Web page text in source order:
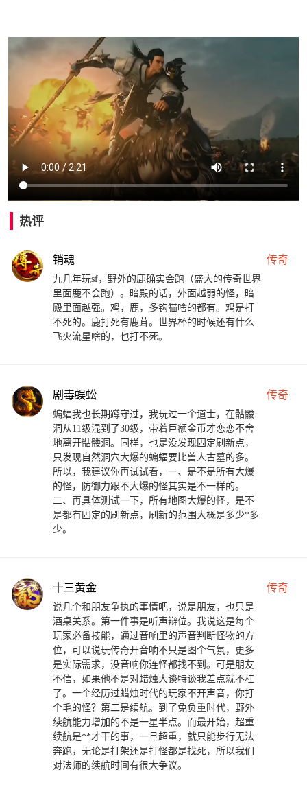
热评
销魂 传奇
九几年玩sf，野外的鹿确实会跑（盛大的传奇世界
里面鹿不会跑）。暗殿的话，外面越弱的怪，暗
殿里面越强。鸡，鹿，多钩猫啥的都有。鸡是打
不死的。鹿打死有鹿茸。世界杯的时候还有什么
飞火流星啥的，也打不死。
剧毒蜈蚣 传奇
蝙蝠我也长期蹲守过，我玩过一个道士，在骷髅
洞从11级混到了30级，带着巨额金币才恋恋不舍
地离开骷髅洞。同样，也是没发现固定刷新点，
只发现自然洞穴大爆的蝙蝠要比兽人古墓的多。
所以，我建议你再试试看，一、是不是所有大爆
的怪，防御力跟不大爆的怪其实是不一样的。
二、再具体测试一下，所有地图大爆的怪，是不
是都有固定的刷新点，刷新的范围大概是多少*多
少。
十三黄金 传奇
说几个和朋友争执的事情吧，说是朋友，也只是
酒桌关系。第一件事是听声辩位。我说这是每个
玩家必备技能，通过音响里的声音判断怪物的方
位，可以说玩传奇开音响不只是图个气氛，更多
是实际需求，没音响你连怪都找不到。可是朋友
不信，如果他不是对蜡烛大谈特谈我差点就不杠
了。一个经历过蜡烛时代的玩家不开声音，你打
个毛的怪？第二是续航。到了免负重时代，野外
续航能力增加的不是一星半点。而最开始，超重
续航是**才干的事，一旦超重，就只能步行无法
奔跑，无论是打架还是打怪都是找死，所以我们
对法师的续航时间有很大争议。